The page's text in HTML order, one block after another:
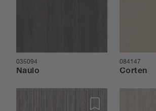
035094
Naulo
084147
Corten